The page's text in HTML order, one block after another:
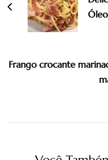
post
Frango crocante